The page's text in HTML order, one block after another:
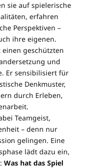
sie auf spielerische
erfahren
Perspektiven –
ihre eigenen.
einen geschützten
und
Er sensibilisiert für
Denkmuster,
durch Erleben,
Teamgeist,
– denn nur
gelingen. Eine
lädt dazu ein,
Was hat das Spiel